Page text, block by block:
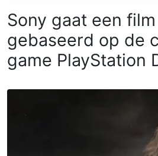
Sony gaat een
gebaseerd op de
game PlayStation